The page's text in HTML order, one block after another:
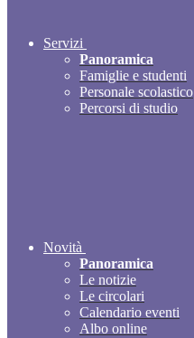
Servizi
Panoramica
Famiglie e studenti
Personale scolastico
Percorsi di studio
Novità
Panoramica
Le notizie
Le circolari
Calendario eventi
Albo online